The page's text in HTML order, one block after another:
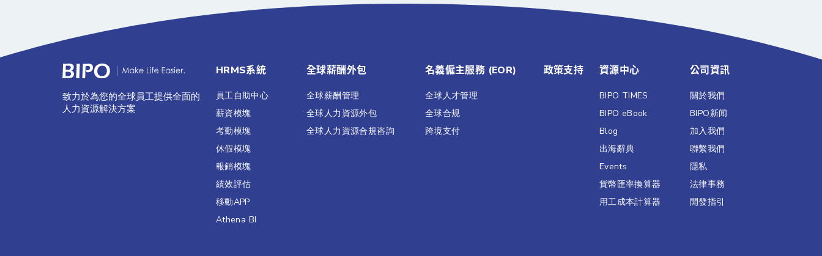
致力於為您的全球員工提供全面的
人力資源解決方案
HRMS系統
員工自助中心
薪資模塊
考勤模塊
休假模塊
報銷模塊
績效評估​
移動APP
Athena BI
全球薪酬外包
全球薪酬管理
全球人力資源外包
全球人力資源合規咨詢
名義僱主服務 (EOR)
全球人才管理
全球合规
跨境支付
政策支持 資源中心
BIPO TIMES
BIPO eBook
Blog
出海辭典
Events
貨幣匯率換算器
用工成本計算器
公司資訊
關於我們
BIPO新闻​
加入我們
聯繫我們​
隱私
法律事務
開發指引